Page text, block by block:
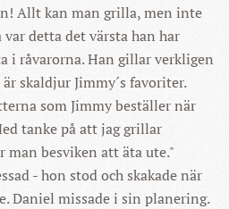
Allt kan man grilla, men inte
var detta det värsta han har
i råvarorna. Han gillar verkligen
skaldjur Jimmy´s favoriter.
som Jimmy beställer när
tanke på att jag grillar
man besviken att äta ute."
- hon stod och skakade när
Daniel missade i sin planering.